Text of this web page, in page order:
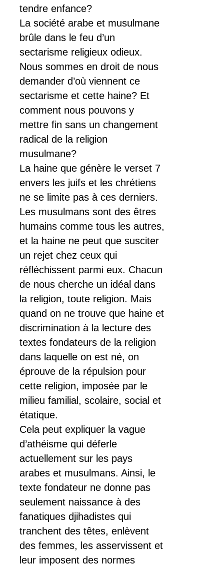
tendre enfance?
La société arabe et musulmane
brûle dans le feu d’un
sectarisme religieux odieux.
Nous sommes en droit de nous
demander d’où viennent ce
sectarisme et cette haine? Et
comment nous pouvons y
mettre fin sans un changement
radical de la religion
musulmane?
La haine que génère le verset 7
envers les juifs et les chrétiens
ne se limite pas à ces derniers.
Les musulmans sont des êtres
humains comme tous les autres,
et la haine ne peut que susciter
un rejet chez ceux qui
réfléchissent parmi eux. Chacun
de nous cherche un idéal dans
la religion, toute religion. Mais
quand on ne trouve que haine et
discrimination à la lecture des
textes fondateurs de la religion
dans laquelle on est né, on
éprouve de la répulsion pour
cette religion, imposée par le
milieu familial, scolaire, social et
étatique.
Cela peut expliquer la vague
d’athéisme qui déferle
actuellement sur les pays
arabes et musulmans. Ainsi, le
texte fondateur ne donne pas
seulement naissance à des
fanatiques djihadistes qui
tranchent des têtes, enlèvent
des femmes, les asservissent et
leur imposent des normes